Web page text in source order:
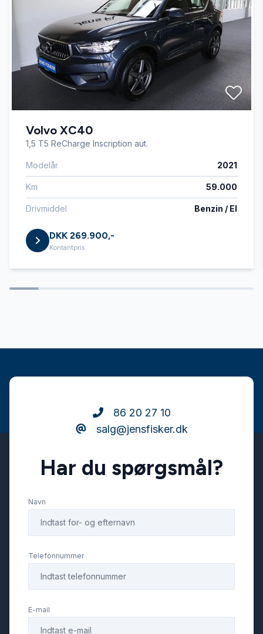
Volvo XC40
1,5 T5 ReCharge Inscription aut.
Modelår 2021
Km 59.000
Drivmiddel Benzin / El
DKK 269.900,-
Kontantpris
86 20 27 10
salg@jensfisker.dk
Har du spørgsmål?
Navn
Telefonnummer
E-mail